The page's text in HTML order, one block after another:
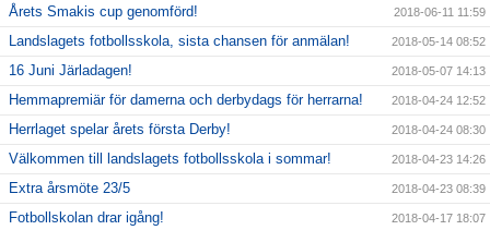
Årets Smakis cup genomförd! 2018-06-11 11:59
Landslagets fotbollsskola, sista chansen för anmälan! 2018-05-14 08:52
16 Juni Järladagen! 2018-05-07 14:13
Hemmapremiär för damerna och derbydags för herrarna! 2018-04-24 12:52
Herrlaget spelar årets första Derby! 2018-04-24 08:30
Välkommen till landslagets fotbollsskola i sommar! 2018-04-23 14:26
Extra årsmöte 23/5 2018-04-23 08:39
Fotbollskolan drar igång! 2018-04-17 18:07